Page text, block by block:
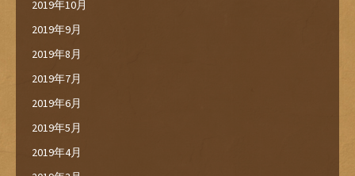
2019年10月
2019年9月
2019年8月
2019年7月
2019年6月
2019年5月
2019年4月